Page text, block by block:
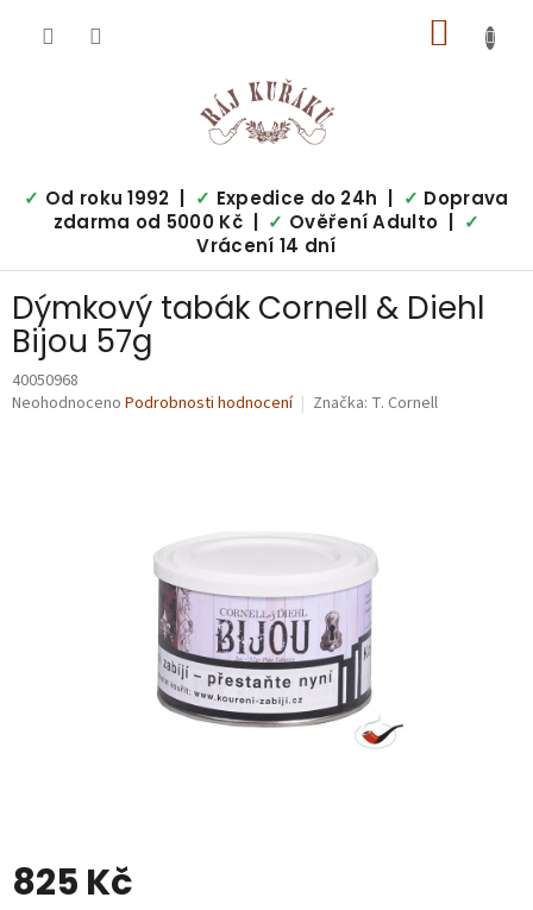
KOŠÍK
✓ Od roku 1992 | ✓ Expedice do 24h | ✓ Doprava
zdarma od 5000 Kč | ✓ Ověření Adulto |
✓
Vrácení 14 dní
Dýmkový tabák Cornell & Diehl
Bijou 57g
40050968
Průměrné
Neohodnoceno Podrobnosti hodnocení Značka: T. Cornell
825 Kč